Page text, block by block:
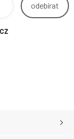
odebírat